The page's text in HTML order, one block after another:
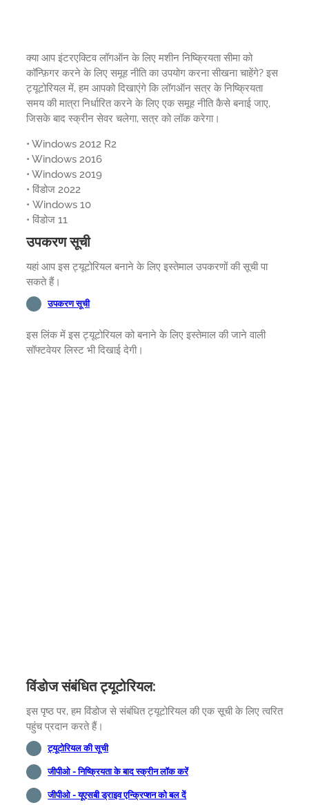
क्या आप इंटरएक्टिव लॉगऑन के लिए मशीन निष्क्रियता सीमा को
कॉन्फ़िगर करने के लिए समूह नीति का उपयोग करना सीखना चाहेंगे? इस
ट्यूटोरियल में, हम आपको दिखाएंगे कि लॉगऑन सत्र के निष्क्रियता
समय की मात्रा निर्धारित करने के लिए एक समूह नीति कैसे बनाई जाए,
जिसके बाद स्क्रीन सेवर चलेगा, सत्र को लॉक करेगा।
• Windows 2012 R2
• Windows 2016
• Windows 2019
• विंडोज 2022
• Windows 10
• विंडोज 11
उपकरण सूची
यहां आप इस ट्यूटोरियल बनाने के लिए इस्तेमाल उपकरणों की सूची पा
सकते हैं।
उपकरण सूची
इस लिंक में इस ट्यूटोरियल को बनाने के लिए इस्तेमाल की जाने वाली
सॉफ्टवेयर लिस्ट भी दिखाई देगी।
विंडोज संबंधित ट्यूटोरियल:
इस पृष्ठ पर, हम विंडोज से संबंधित ट्यूटोरियल की एक सूची के लिए त्वरित
पहुंच प्रदान करते हैं।
ट्यूटोरियल की सूची
जीपीओ - निष्क्रियता के बाद स्क्रीन लॉक करें
जीपीओ - यूएसबी ड्राइव एन्क्रिप्शन को बल दें